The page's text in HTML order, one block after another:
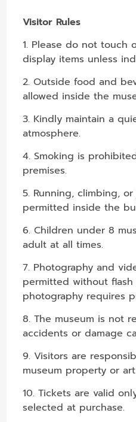
Visitor Rules
1. Please do not touch
display items unless
2. Outside food and
allowed inside the
3. Kindly maintain a
atmosphere.
4. Smoking is
premises.
5. Running, climbing,
permitted inside the
6. Children under 8
adult at all times.
7. Photography and
permitted without flash
photography requires
8. The museum is not
accidents or damage
9. Visitors are
museum property or
10. Tickets are valid
selected at purchase.